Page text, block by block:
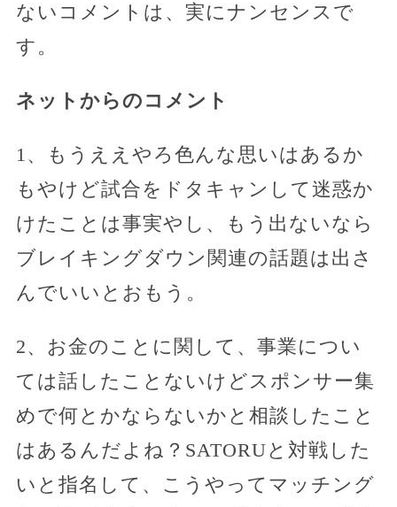
ないコメントは、実にナンセンスで
す。
ネットからのコメント
1、もうええやろ色んな思いはあるか
もやけど試合をドタキャンして迷惑か
けたことは事実やし、もう出ないなら
ブレイキングダウン関連の話題は出さ
んでいいとおもう。
2、お金のことに関して、事業につい
ては話したことないけどスポンサー集
めで何とかならないかと相談したこと
はあるんだよね？SATORUと対戦した
いと指名して、こうやってマッチング